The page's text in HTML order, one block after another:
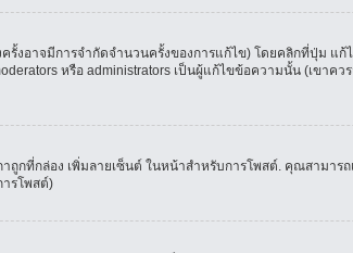
งอาจมีการจำกัดจำนวนครั้งของการแก้ไข) โดยคลิกที่ปุ่ม แ
หรือ administrators เป็นผู้แก้ไขข้อความนั้น (เขาคว
ที่กล่อง เพิ่มลายเซ็นต์ ในหน้าสำหรับการโพสต์. คุณสามาร
รโพสต์)